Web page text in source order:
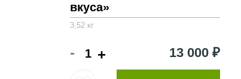
вкуса»
3,52 кг
- + 13 000 ₽